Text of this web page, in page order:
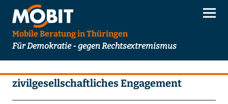
Mobile Beratung in Thüringen
Für Demokratie - gegen Rechtsextremismus
zivilgesellschaftliches Engagement